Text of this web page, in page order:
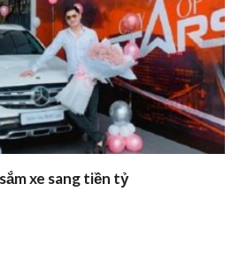
xe sang tiền tỷ